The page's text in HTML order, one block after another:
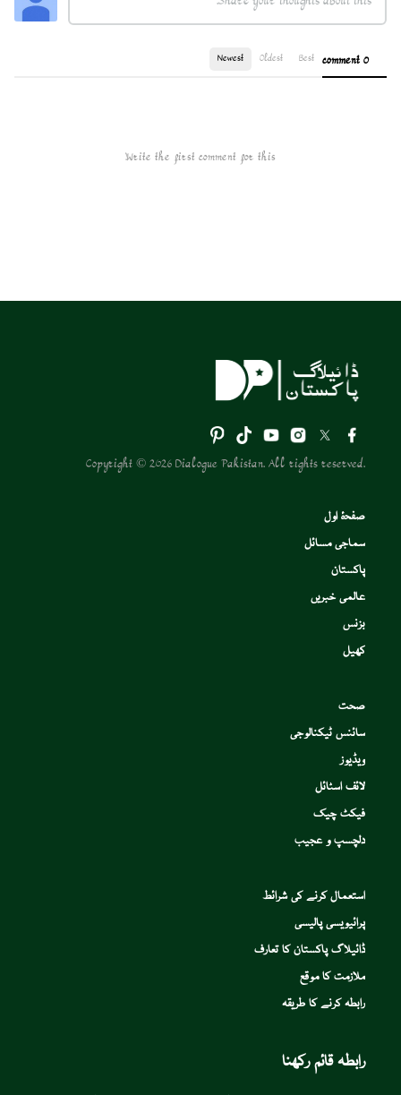
0 comment
Best
Oldest
Newest
Write the first comment for this!
Copyright © 2026 Dialogue Pakistan. All rights reserved.
صفحۂ اول
سماجی مسائل
پاکستان
عالمی خبریں
بزنس
کھیل
صحت
سائنس ٹیکنالوجی
ویڈیوز
لائف اسٹائل
فیکٹ چیک
دلچسپ و عجیب
استعمال کرنے کی شرائط
پرائیویسی پالیسی
ڈائیلاگ پاکستان کا تعارف
ملازمت کا موقع
رابطہ کرنے کا طریقہ
رابطہ قائم رکھنا